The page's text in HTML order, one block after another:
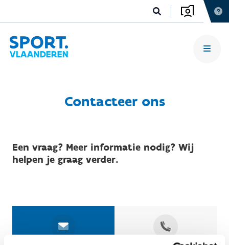
Contacteer ons
Een vraag? Meer informatie nodig? Wij
helpen je graag verder.